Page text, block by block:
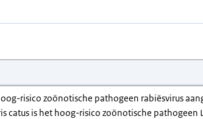
risico zoönotische pathogeen rabiësvirus
catus is het hoog-risico zoönotische pathogeen